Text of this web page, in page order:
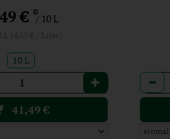
€ */ 10 L
10 L
41,49€
Anzahl